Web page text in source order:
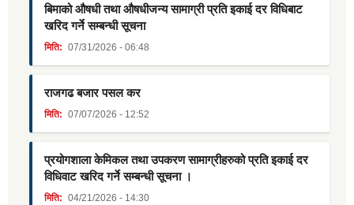
बिमाको औषधी तथा औषधीजन्य सामाग्री प्रति इकाई दर विधिबाट
खरिद गर्ने सम्बन्धी सूचना
मिति: 07/31/2026 - 06:48
राजगढ बजार पसल कर
मिति: 07/07/2026 - 12:52
प्रयोगशाला केमिकल तथा उपकरण सामाग्रीहरुको प्रति इकाई दर
विधिवाट खरिद गर्ने सम्बन्धी सूचना ।
मिति: 04/21/2026 - 14:30